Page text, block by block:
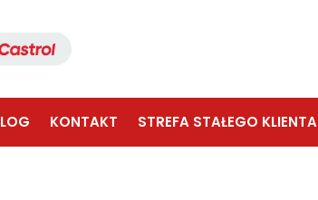
KONTAKT STREFA STAŁEGO KLIENTA